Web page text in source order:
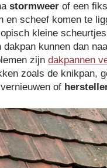
stormweer of een
en scheef komen te
kleine
dakpan kunnen dan
zijn dakpannen
zoals de knikpan,
of